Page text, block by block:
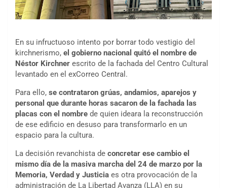
En su infructuoso intento por borrar todo vestigio del
kirchnerismo, el gobierno nacional quitó el nombre de
Néstor Kirchner escrito de la fachada del Centro Cultural
levantado en el exCorreo Central.
Para ello, se contrataron grúas, andamios, aparejos y
personal que durante horas sacaron de la fachada las
placas con el nombre de quien ideara la reconstrucción
de ese edificio en desuso para transformarlo en un
espacio para la cultura.
La decisión revanchista de concretar ese cambio el
mismo día de la masiva marcha del 24 de marzo por la
Memoria, Verdad y Justicia es otra provocación de la
administración de La Libertad Avanza (LLA) en su